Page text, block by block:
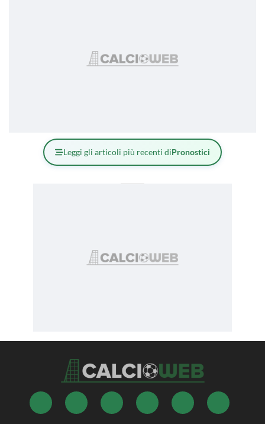
Leggi gli articoli più recenti diPronostici